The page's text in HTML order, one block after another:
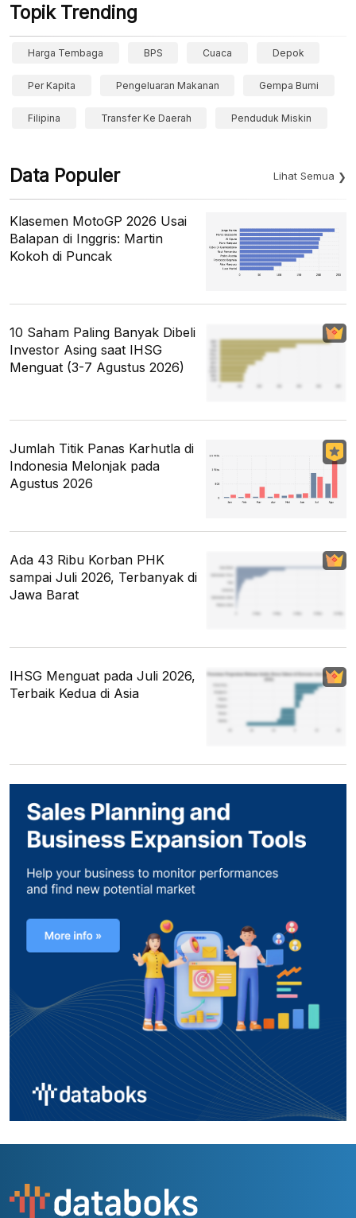
Topik Trending
Harga Tembaga BPS Cuaca Depok
Per Kapita Pengeluaran Makanan Gempa Bumi
Filipina Transfer Ke Daerah Penduduk Miskin
Data Populer Lihat Semua
Klasemen MotoGP 2026 Usai
Balapan di Inggris: Martin
Kokoh di Puncak
10 Saham Paling Banyak Dibeli
Investor Asing saat IHSG
Menguat (3-7 Agustus 2026)
Jumlah Titik Panas Karhutla di
Indonesia Melonjak pada
Agustus 2026
Ada 43 Ribu Korban PHK
sampai Juli 2026, Terbanyak di
Jawa Barat
IHSG Menguat pada Juli 2026,
Terbaik Kedua di Asia